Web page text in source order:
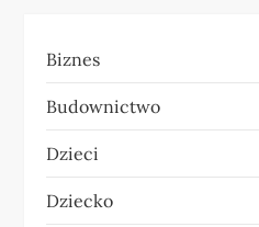
c
j
a
w
Biznes
Budownictwo
Dzieci
Dziecko